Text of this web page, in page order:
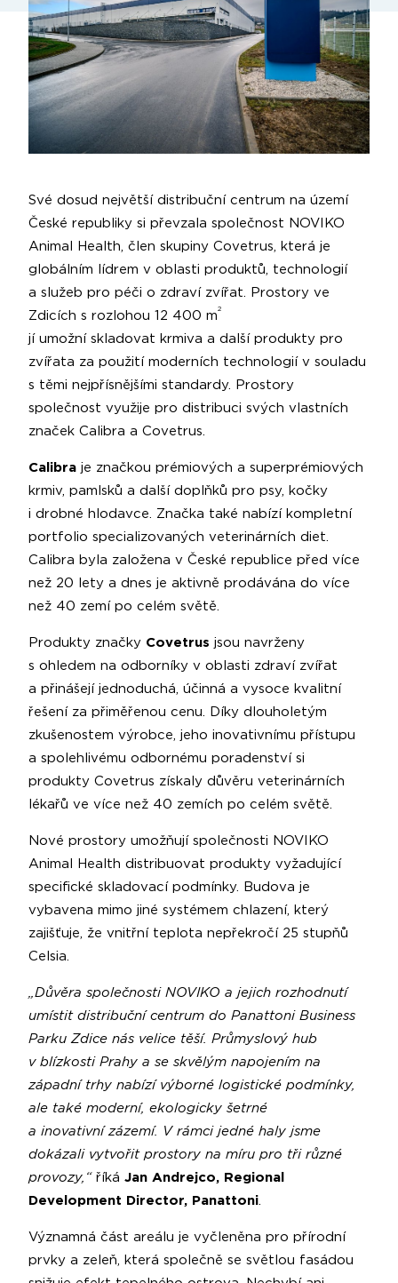
Své dosud největší distribuční centrum na území
České republiky si převzala společnost NOVIKO
Animal Health, člen skupiny Covetrus, která je
globálním lídrem v oblasti produktů, technologií
a služeb pro péči o zdraví zvířat. Prostory ve
Zdicích s rozlohou 12 400 m2
jí umožní skladovat krmiva a další produkty pro
zvířata za použití moderních technologií v souladu
s těmi nejpřísnějšími standardy. Prostory
společnost využije pro distribuci svých vlastních
značek Calibra a Covetrus.
Calibra je značkou prémiových a superprémiových
krmiv, pamlsků a další doplňků pro psy, kočky
i drobné hlodavce. Značka také nabízí kompletní
portfolio specializovaných veterinárních diet.
Calibra byla založena v České republice před více
než 20 lety a dnes je aktivně prodávána do více
než 40 zemí po celém světě.
Produkty značky Covetrus jsou navrženy
s ohledem na odborníky v oblasti zdraví zvířat
a přinášejí jednoduchá, účinná a vysoce kvalitní
řešení za přiměřenou cenu. Díky dlouholetým
zkušenostem výrobce, jeho inovativnímu přístupu
a spolehlivému odbornému poradenství si
produkty Covetrus získaly důvěru veterinárních
lékařů ve více než 40 zemích po celém světě.
Nové prostory umožňují společnosti NOVIKO
Animal Health distribuovat produkty vyžadující
specifické skladovací podmínky. Budova je
vybavena mimo jiné systémem chlazení, který
zajišťuje, že vnitřní teplota nepřekročí 25 stupňů
Celsia.
„Důvěra společnosti NOVIKO a jejich rozhodnutí
umístit distribuční centrum do Panattoni Business
Parku Zdice nás velice těší. Průmyslový hub
v blízkosti Prahy a se skvělým napojením na
západní trhy nabízí výborné logistické podmínky,
ale také moderní, ekologicky šetrné
a inovativní zázemí. V rámci jedné haly jsme
dokázali vytvořit prostory na míru pro tři různé
provozy,“ říká Jan Andrejco, Regional
Development Director, Panattoni.
Významná část areálu je vyčleněna pro přírodní
prvky a zeleň, která společně se světlou fasádou